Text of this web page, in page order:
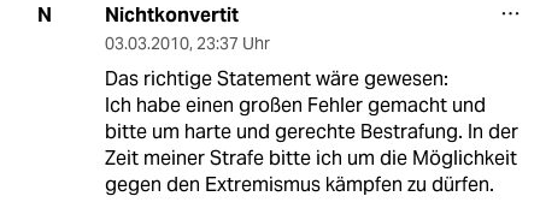
N Nichtkonvertit
03.03.2010, 23:37 Uhr
Das richtige Statement wäre gewesen:
Ich habe einen großen Fehler gemacht und
bitte um harte und gerechte Bestrafung. In der
Zeit meiner Strafe bitte ich um die Möglichkeit
gegen den Extremismus kämpfen zu dürfen.